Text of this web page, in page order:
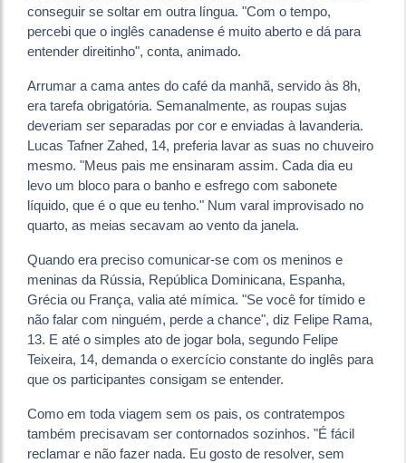
conseguir se soltar em outra língua. "Com o tempo,
percebi que o inglês canadense é muito aberto e dá para
entender direitinho", conta, animado.
Arrumar a cama antes do café da manhã, servido às 8h,
era tarefa obrigatória. Semanalmente, as roupas sujas
deveriam ser separadas por cor e enviadas à lavanderia.
Lucas Tafner Zahed, 14, preferia lavar as suas no chuveiro
mesmo. "Meus pais me ensinaram assim. Cada dia eu
levo um bloco para o banho e esfrego com sabonete
líquido, que é o que eu tenho." Num varal improvisado no
quarto, as meias secavam ao vento da janela.
Quando era preciso comunicar-se com os meninos e
meninas da Rússia, República Dominicana, Espanha,
Grécia ou França, valia até mímica. "Se você for tímido e
não falar com ninguém, perde a chance", diz Felipe Rama,
13. E até o simples ato de jogar bola, segundo Felipe
Teixeira, 14, demanda o exercício constante do inglês para
que os participantes consigam se entender.
Como em toda viagem sem os pais, os contratempos
também precisavam ser contornados sozinhos. "É fácil
reclamar e não fazer nada. Eu gosto de resolver, sem